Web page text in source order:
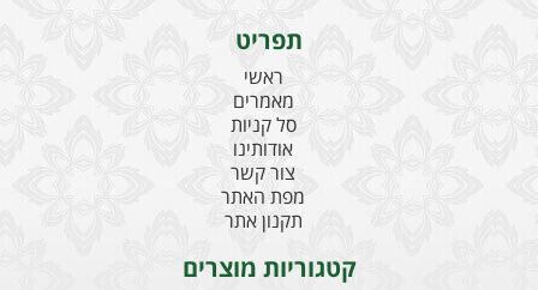
תפריט
ראשי
מאמרים
סל קניות
אודותינו
צור קשר
מפת האתר
תקנון אתר
קטגוריות מוצרים